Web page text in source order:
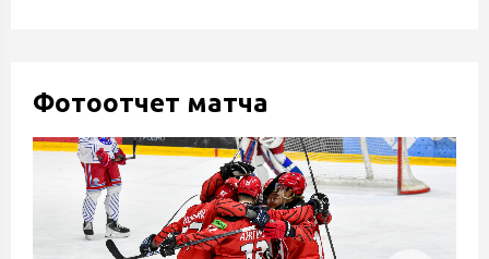
Фотоотчет матча